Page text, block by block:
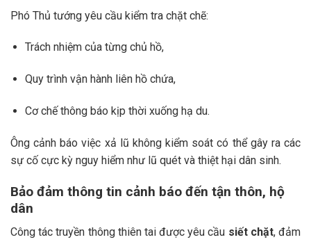
Phó Thủ tướng yêu cầu kiểm tra chặt chẽ:
Trách nhiệm của từng chủ hồ,
Quy trình vận hành liên hồ chứa,
Cơ chế thông báo kịp thời xuống hạ du.
Ông cảnh báo việc xả lũ không kiểm soát có thể gây ra các
sự cố cực kỳ nguy hiểm như lũ quét và thiệt hại dân sinh.
Bảo đảm thông tin cảnh báo đến tận thôn, hộ
dân
Công tác truyền thông thiên tai được yêu cầu siết chặt, đảm